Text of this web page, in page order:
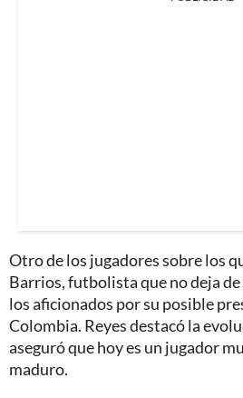
Otro de los jugadores sobre los
Barrios, futbolista que no deja
los aficionados por su posible
Colombia. Reyes destacó la
aseguró que hoy es un jugador
maduro.